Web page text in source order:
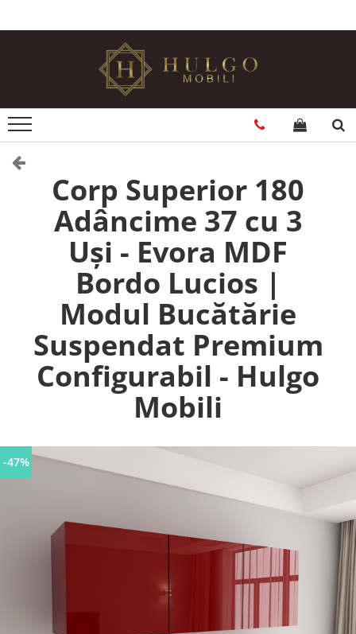
Bucatarie EVORA
Colectia EVORA
Seturi Bucatarie Evora
Bucatarie BLANCA
Colectia BLANCA
Seturi Bucatarie Blanca
Living QUADRO
Colectia QUADRO
Seturi Living QUADRO
Seturi Baie Eos
Corp Superior 180
Adâncime 37 cu 3
Uși - Evora MDF
Bordo Lucios |
Modul Bucătărie
Suspendat Premium
Configurabil - Hulgo
Mobili
-47%